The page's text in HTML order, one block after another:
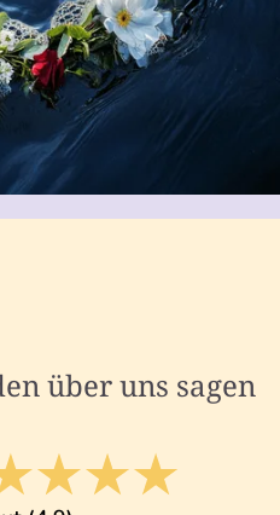
über uns sagen